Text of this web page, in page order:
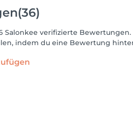
(36)
Salonkee verifizierte
indem du eine Bewertung